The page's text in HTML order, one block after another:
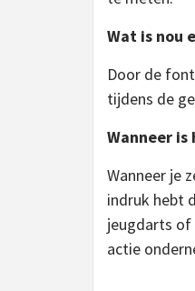
Wat is nou
Door de
tijdens de
Wanneer
Wanneer je
indruk hebt
jeugdarts of
actie